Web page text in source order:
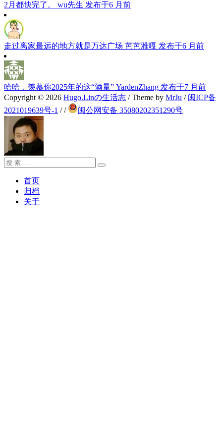
2月都快完了。 wu先生 发布于6 月前
走过离家最远的地方就是万达广场 芭芭雅嘎 发布于6 月前
哈哈，羡慕你2025年的这“酒量” YardenZhang 发布于7 月前
Copyright © 2026 Hugo.Linの生活志 / Theme by MrJu / 闽ICP备
2021019639号-1 // 闽公网安备 35080202351290号
搜
搜
首页
归档
关于